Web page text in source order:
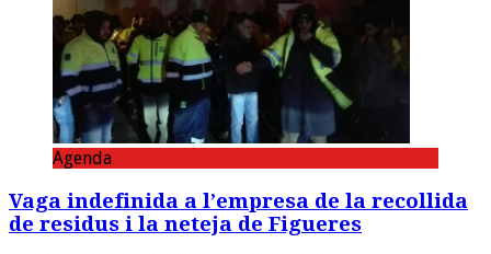
Agenda
Vaga indefinida a l’empresa de la recollida
de residus i la neteja de Figueres